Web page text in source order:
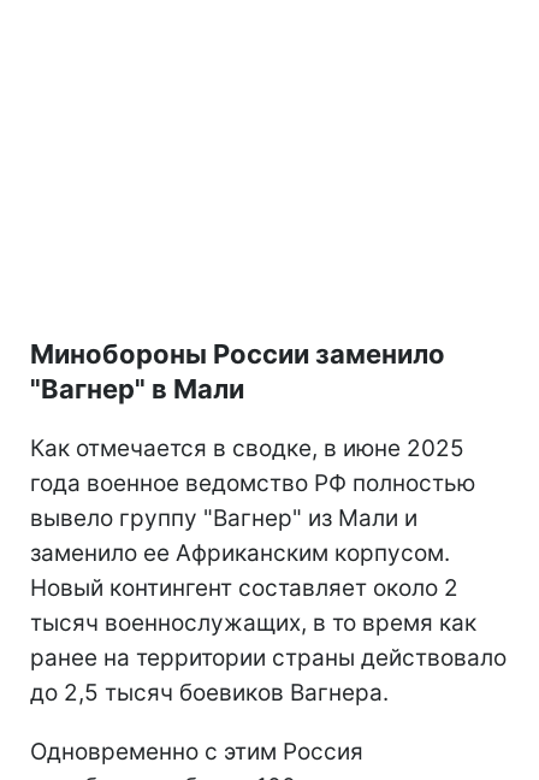
Минобороны России заменило
"Вагнер" в Мали
Как отмечается в сводке, в июне 2025
года военное ведомство РФ полностью
вывело группу "Вагнер" из Мали и
заменило ее Африканским корпусом.
Новый контингент составляет около 2
тысяч военнослужащих, в то время как
ранее на территории страны действовало
до 2,5 тысяч боевиков Вагнера.
Одновременно с этим Россия